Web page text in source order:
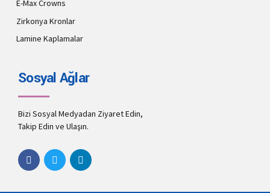
E-Max Crowns
Zirkonya Kronlar
Lamine Kaplamalar
Sosyal Ağlar
Bizi Sosyal Medyadan Ziyaret Edin,
Takip Edin ve Ulaşın.